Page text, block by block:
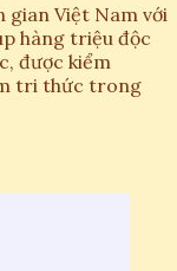
gian Việt Nam với
hàng triệu độc
được kiểm
tri thức trong